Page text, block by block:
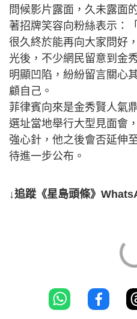
問候影片露面，久未露面
著招牌笑容向粉絲表示：
很久終於能再向大家問好
光後，不少網民留意到金
明顯凹陷，紛紛留言關心
顧自己。
菲律賓向來是金秀賢人氣
選址當地舉行大型見面會
強心針，他之後會否延伸
待進一步公布。
↓追蹤《星島頭條》